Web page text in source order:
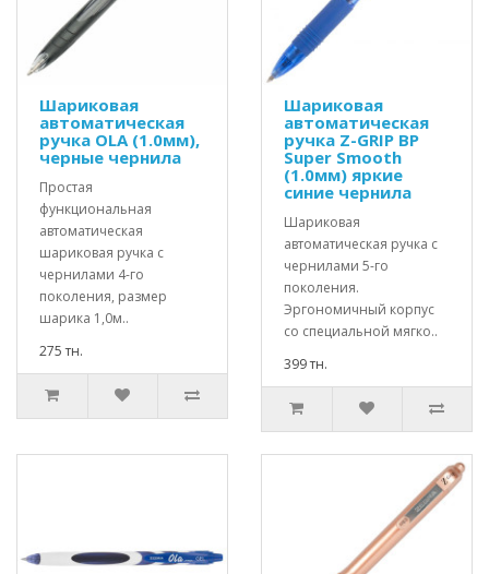
Шариковая
автоматическая
ручка OLA (1.0мм),
черные чернила
Простая
функциональная
автоматическая
шариковая ручка с
чернилами 4-го
поколения, размер
шарика 1,0м..
275 тн.
Шариковая
автоматическая
ручка Z-GRIP BP
Super Smooth
(1.0мм) яркие
синие чернила
Шариковая
автоматическая ручка с
чернилами 5-го
поколения.
Эргономичный корпус
со специальной мягко..
399 тн.